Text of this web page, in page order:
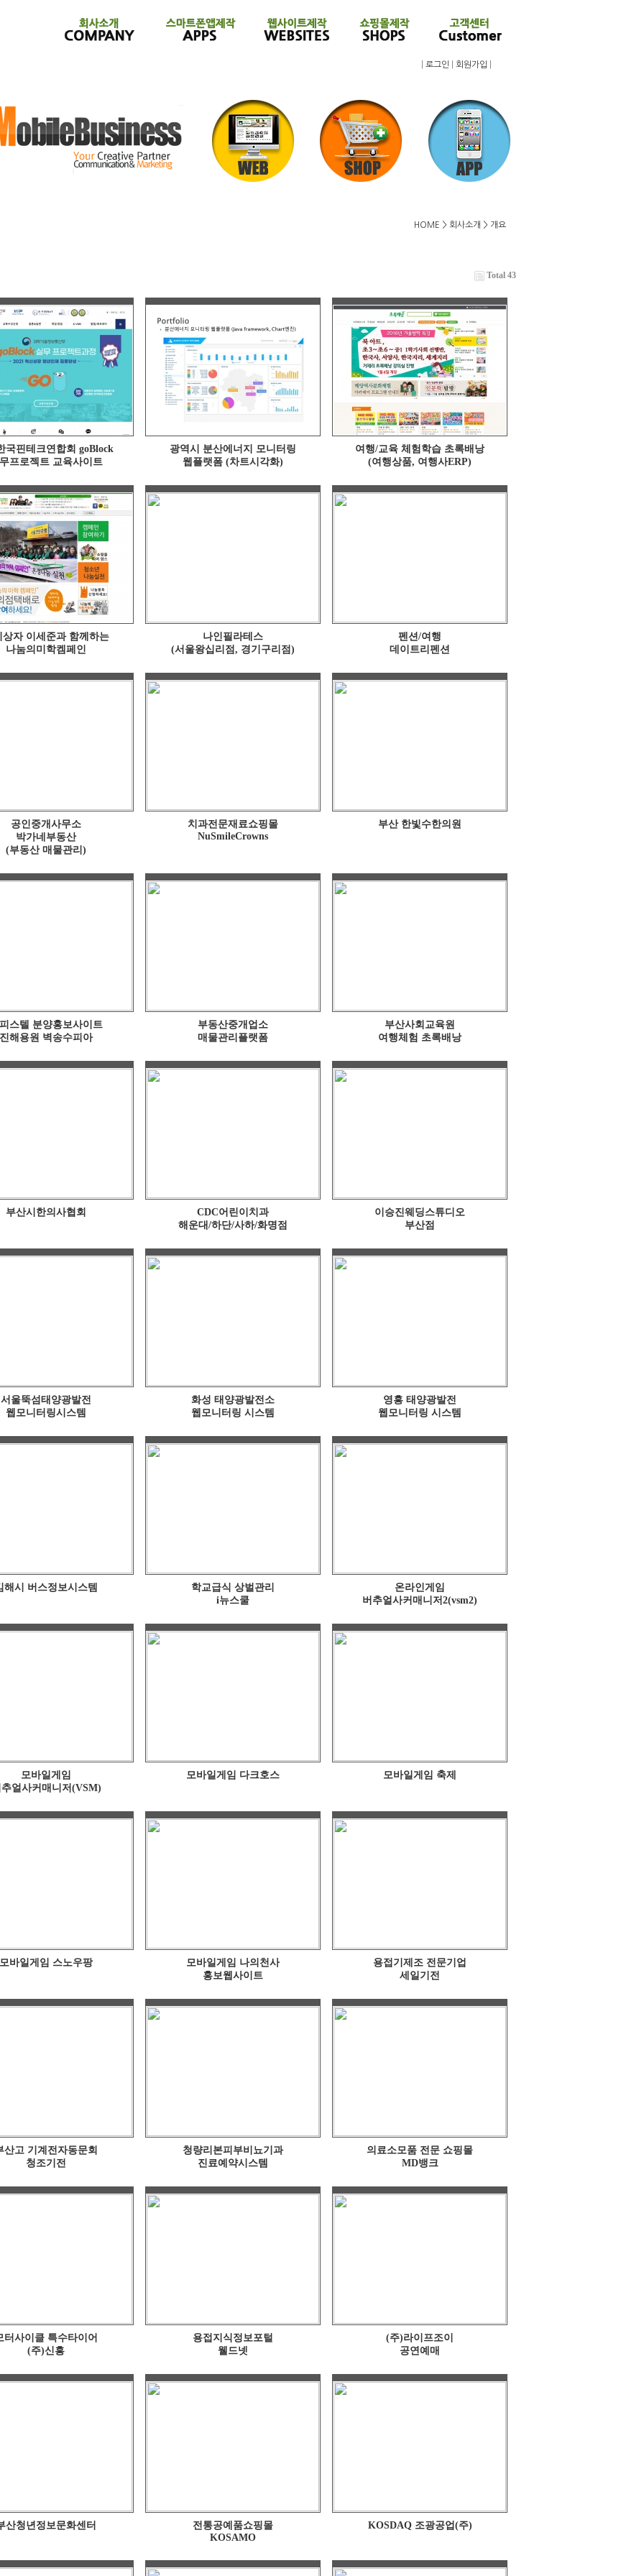
로그인 회원가입
HOME > 회사소개 > 개요
Total 43
국핀테크연합회 goBlock
프로젝트 교육사이트
광역시 분산에너지 모니터링
웹플랫폼 (차트시각화)
여행/교육 체험학습 초록배낭
(여행상품, 여행사ERP)
상자 이세준과 함께하는
나눔의미학켐페인
나인필라테스
(서울왕십리점, 경기구리점)
펜션/여행
데이트리펜션
공인중개사무소
박가네부동산
(부동산 매물관리)
치과전문재료쇼핑몰
NuSmileCrowns
부산 한빛수한의원
스텔 분양홍보사이트
진해용원 벽송수피아
부동산중개업소
매물관리플랫폼
부산사회교육원
여행체험 초록배낭
부산시한의사협회
CDC어린이치과
해운대/하단/사하/화명점
이승진웨딩스튜디오
부산점
서울뚝섬태양광발전
웹모니터링시스템
화성 태양광발전소
웹모니터링 시스템
영흥 태양광발전
웹모니터링 시스템
해시 버스정보시스템
학교급식 상벌관리
i뉴스쿨
온라인게임
버추얼사커매니저2(vsm2)
모바일게임
얼사커매니저(VSM)
모바일게임 다크호스 모바일게임 축제
모바일게임 스노우팡
모바일게임 나의천사
홍보웹사이트
용접기제조 전문기업
세일기전
산고 기계전자동문회
청조기전
청량리본피부비뇨기과
진료예약시스템
의료소모품 전문 쇼핑몰
MD뱅크
터사이클 특수타이어
(주)신흥
용접지식정보포털
웰드넷
(주)라이프조이
공연예매
산청년정보문화센터
전통공예품쇼핑몰
KOSAMO
KOSDAQ 조광공업(주)